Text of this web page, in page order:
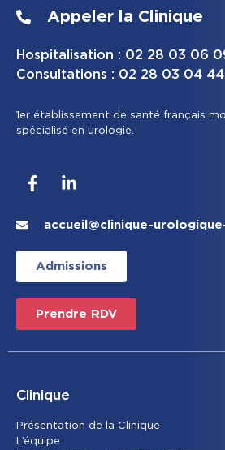
Appeler la Clinique
Hospitalisation : 02 28 03 06
Consultations : 02 28 03 04 44
1er établissement de santé français
spécialisé en urologie.
accueil@clinique-
Admissions
Prendre RDV
Clinique
Présentation de la Clinique
L’équipe